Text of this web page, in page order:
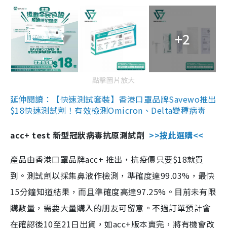
+2
點擊圖片放大
延伸閱讀：【快速測試套裝】香港口罩品牌Savewo推出
$18快速測試劑！有效檢測Omicron、Delta變種病毒
acc+ test 新型冠狀病毒抗原測試劑 >>按此選購<<
產品由香港口罩品牌acc+ 推出，抗疫價只要$18就買
到。測試劑以採集鼻液作檢測，準確度達99.03%，最快
15分鐘知道結果，而且準確度高達97.25%。目前未有限
購數量，需要大量購入的朋友可留意。不過訂單預計會
在確認後10至21日出貨，如acc+版本賣完，將有機會改